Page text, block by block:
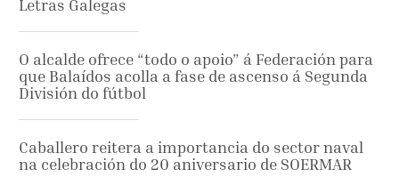
Letras Galegas
O alcalde ofrece “todo o apoio” á Federación para
que Balaídos acolla a fase de ascenso á Segunda
División do fútbol
Caballero reitera a importancia do sector naval
na celebración do 20 aniversario de SOERMAR